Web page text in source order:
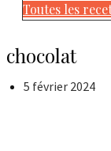
Toutes les
chocolat
5 février 2024